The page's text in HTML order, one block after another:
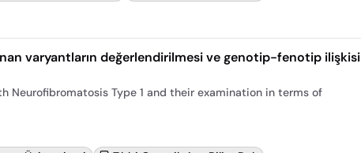
varyantların değerlendirilmesi ve genotip-fenotip ilişkisi
Neurofibromatosis Type 1 and their examination in terms of